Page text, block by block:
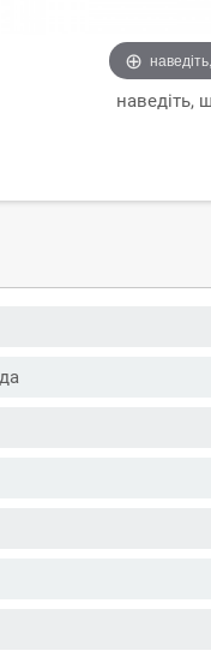
наведіть,